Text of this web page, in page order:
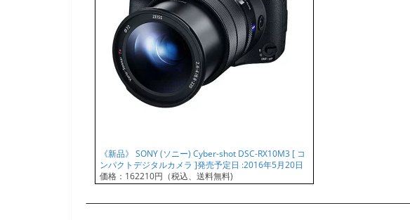
《新品》 SONY (ソニー) Cyber-shot DSC-RX10M3 [ コ
ンパクトデジタルカメラ ]発売予定日 :2016年5月20日
価格：162210円（税込、送料無料)